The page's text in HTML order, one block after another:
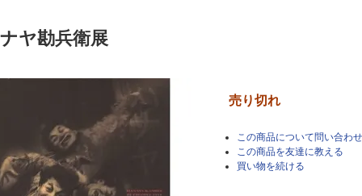
ヤ勘兵衛展
売り切れ
この商品について問い合わ
この商品を友達に教える
買い物を続ける